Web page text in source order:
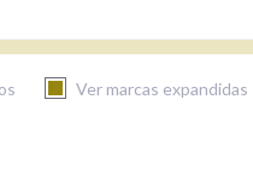
Ver marcas expandidas